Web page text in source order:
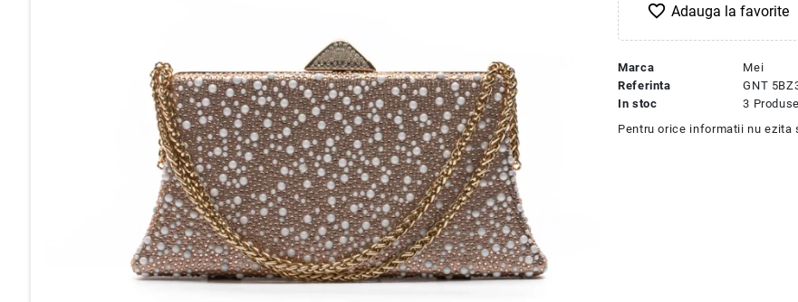
favorite_border
Marca
Mei
Referinta
GNT
In stoc
3 Produse
Pentru orice informatii nu ezita